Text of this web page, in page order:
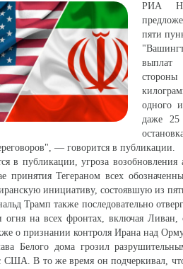
РИА
пяти
выплат
стороны
одного
даже 25
— говорится в публикации.
в публикации, угроза
принятия Тегераном всех
инициативу, состоявшую из
Трамп также последовательно
огня на всех фронтах, включая Ливан,
о признании контроля Ирана над
Белого дома грозил
США. В то же время он подчеркивал,